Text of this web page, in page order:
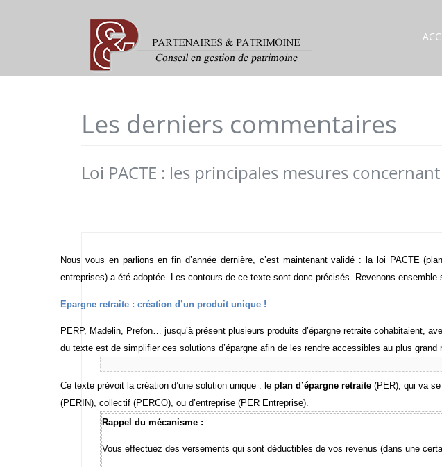
Les derniers commentaires
Loi PACTE : les principales mesures
Nous vous en parlions en fin d’année dernière, c’est maintenant validé : la loi PACTE
entreprises) a été adoptée. Les contours de ce texte sont donc précisés. Revenons
Epargne retraite : création d’un produit unique !
PERP, Madelin, Prefon… jusqu’à présent plusieurs produits d’épargne retraite cohabitaient,
du texte est de simplifier ces solutions d’épargne afin de les rendre accessibles au plus grand
Ce texte prévoit la création d’une solution unique : leplan d’épargne retraite (PER), qui va
(PERIN), collectif (PERCO), ou d’entreprise (PER Entreprise).
Rappel du mécanisme :
Vous effectuez des versements qui sont déductibles de vos revenus (dans une